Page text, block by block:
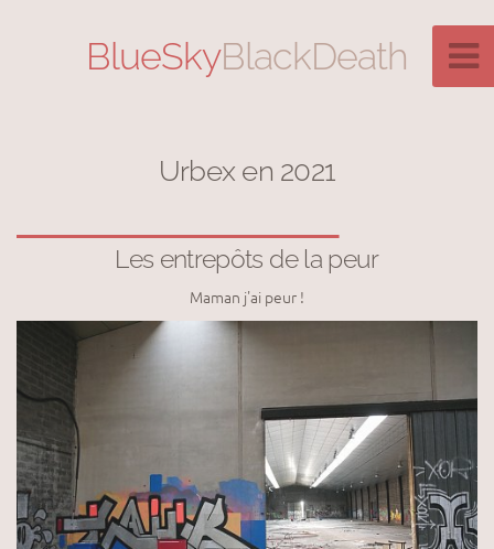
BlueSkyBlackDeath
Urbex en 2021
Les entrepôts de la peur
Maman j'ai peur !